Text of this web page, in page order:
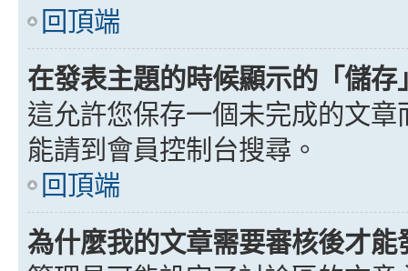
回頂端
在發表主題的時候顯示的「儲
這允許您保存一個未完成的文
能請到會員控制台搜尋。
回頂端
為什麼我的文章需要審核後才能